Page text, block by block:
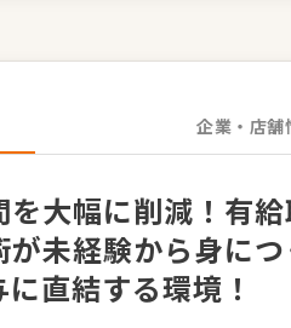
企業・店舗
を大幅に削減！有
未経験から身に
直結する環境！